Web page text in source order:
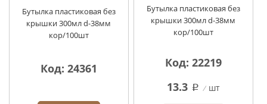
Бутылка пластиковая без
крышки 300мл d-38мм
кор/100шт
Код: 24361
Бутылка пластиковая без
крышки 300мл d-38мм
кор/100шт
Код: 22219
13.3 q шт